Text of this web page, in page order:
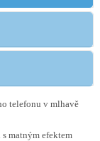
telefonu v mlhavě
matným efektem